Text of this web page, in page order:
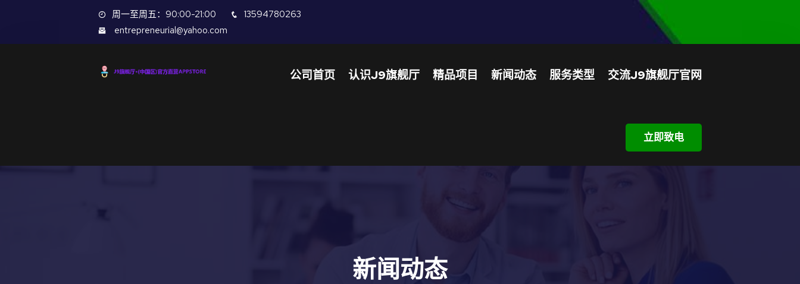
周一至周五：90:00-21:00
13594780263
entrepreneurial@yahoo.com
公司首页 认识J9旗舰厅 精品项目 新闻动态 服务类型 交流J9旗舰厅官网
立即致电
新闻动态